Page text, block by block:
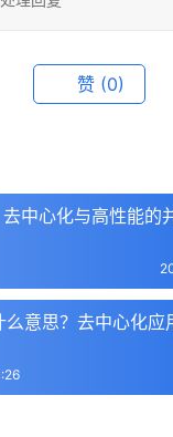
赞 (0)
中心化与高性能的
意思？去中心化应